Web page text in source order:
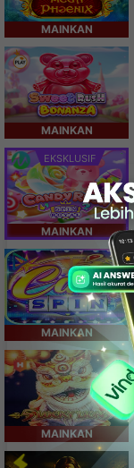
MAINKAN
MAINKAN
EKSKLUSIF
MAINKAN
MAINKAN
MAINKAN